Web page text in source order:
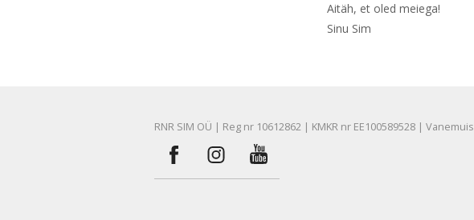
​Aitäh, et oled meiega!
Sinu Sim
RNR SIM OÜ | Reg nr 10612862 | KMKR nr EE100589528 |